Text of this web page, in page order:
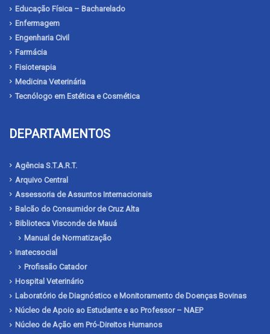
Educação Física – Bacharelado
Enfermagem
Engenharia Civil
Farmácia
Fisioterapia
Medicina Veterinária
Tecnólogo em Estética e Cosmética
DEPARTAMENTOS
Agência S.T.A.R.T.
Arquivo Central
Assessoria de Assuntos Internacionais
Balcão do Consumidor de Cruz Alta
Biblioteca Visconde de Mauá
Manual de Normatização
Inatecsocial
Profissão Catador
Hospital Veterinário
Laboratório de Diagnóstico e Monitoramento de Doenças Bovinas
Núcleo de Apoio ao Estudante e ao Professor – NAEP
Núcleo de Ação em Pró-Direitos Humanos